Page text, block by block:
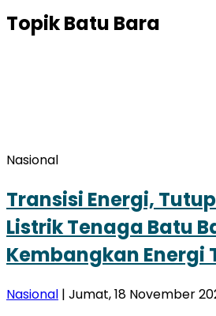
TopikBatu Bara
Nasional
Transisi Energi,
Listrik Tenaga Batu
Kembangkan Energi
Nasional | Jumat, 18 November